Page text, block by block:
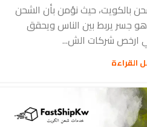
بالكويت، حيث نؤمن بأن الشحن
جسر يربط بين الناس ويحقق
ارخص شركات الش...
القراءة